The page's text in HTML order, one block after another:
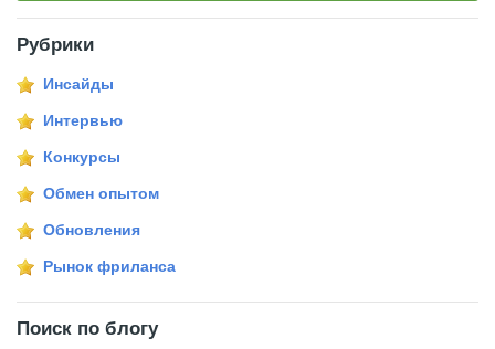
Рубрики
Инсайды
Интервью
Конкурсы
Обмен опытом
Обновления
Рынок фриланса
Поиск по блогу